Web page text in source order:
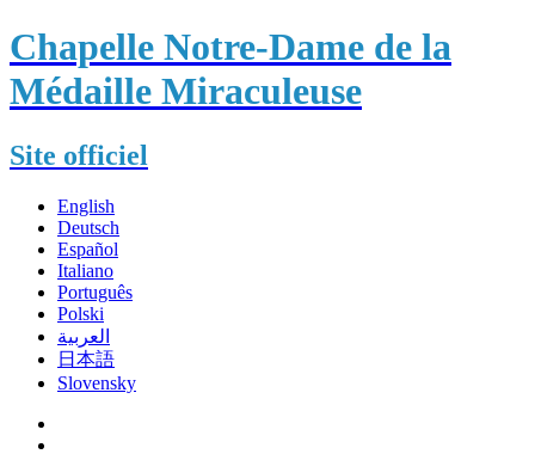
Chapelle Notre-Dame de la
Médaille Miraculeuse
Site officiel
English
Deutsch
Español
Italiano
Português
Polski
العربية
日本語
Slovensky